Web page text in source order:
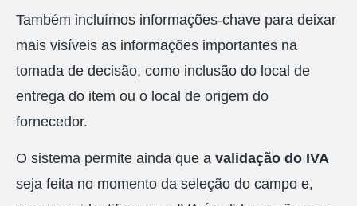
Também incluímos informações-chave para deixar
mais visíveis as informações importantes na
tomada de decisão, como inclusão do local de
entrega do item ou o local de origem do
fornecedor.
O sistema permite ainda que a validação do IVA
seja feita no momento da seleção do campo e,